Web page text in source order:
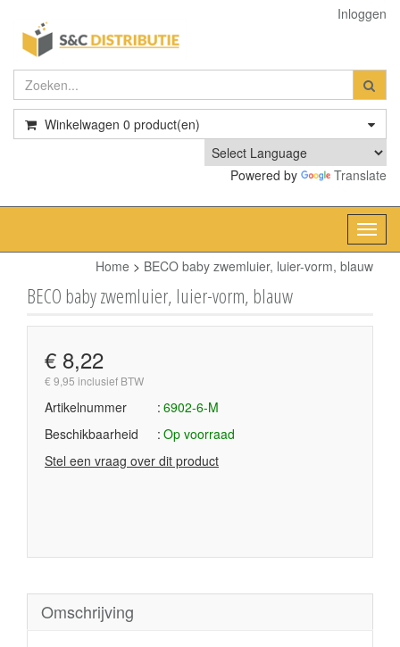
Inloggen
Winkelwagen 0 product(en)
Powered by Translate
Home > BECO baby zwemluier, luier-vorm, blauw
BECO baby zwemluier, luier-vorm, blauw
€ 8,22
€ 9,95 inclusief BTW
Artikelnummer
6902-6-M
Beschikbaarheid
Op voorraad
Stel een vraag over dit product
Omschrijving